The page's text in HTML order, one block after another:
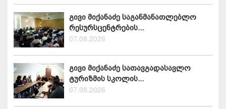
გივი მიქანაძე საგანმანათლებლო
რესურსცენტრების...
07.08.2026
გივი მიქანაძე სათავგადასავლო
ტურიზმის სკოლის...
07.08.2026